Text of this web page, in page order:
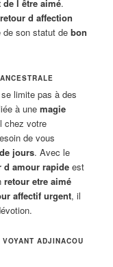
l être aimé.
retour d affection
de son statut de bon
limite pas à des
à unemagie
chez votre
de vous
jours. Avec le
d amour rapide est
retour etre aimé
affectif urgent, il
ADJINACOU